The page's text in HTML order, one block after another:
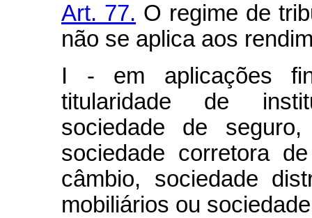
Art. 77. O regime de
não se aplica aos
I - em aplicações
titularidade de
sociedade de
sociedade corretora
câmbio, sociedade
mobiliários ou